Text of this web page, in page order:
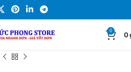
0 0